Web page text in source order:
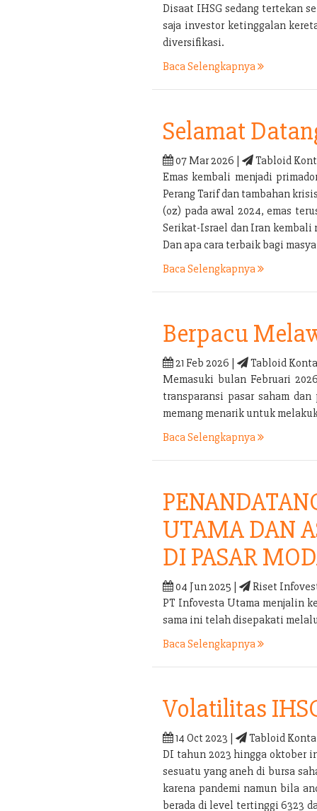
Disaat IHSG sedang tertekan
saja investor ketinggalan
diversifikasi.
Baca Selengkapnya
Selamat
07 Mar 2026 |
Tabloid
Emas kembali menjadi
Perang Tarif dan tambahan
(oz) pada awal 2024, emas
Serikat-Israel dan Iran kembali
Dan apa cara terbaik bagi
Baca Selengkapnya
Berpacu
21 Feb 2026 |
Tabloid
Memasuki bulan Februari
transparansi pasar saham
memang menarik untuk
Baca Selengkapnya
UTAMA DAN
DI PASAR
04 Jun 2025 |
Riset
PT Infovesta Utama menjalin
sama ini telah disepakati
Baca Selengkapnya
Volatilitas
14 Oct 2023 |
Tabloid
DI tahun 2023 hingga oktober
sesuatu yang aneh di bursa
karena pandemi namun bila
berada di level tertinggi 6323